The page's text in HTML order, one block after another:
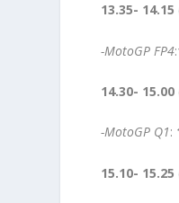
13.35- 14.15
-MotoGP FP4:
14.30- 15.00
-MotoGP Q1:
15.10- 15.25